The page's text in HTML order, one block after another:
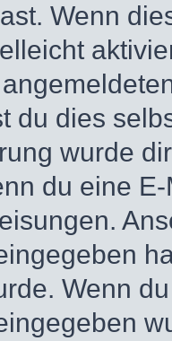
Wenn
du dies
wurde
du eine
Wenn